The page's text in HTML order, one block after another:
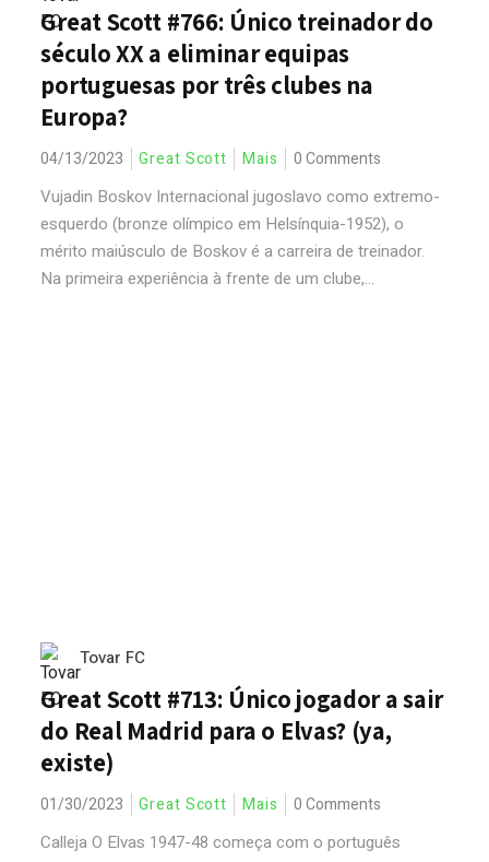
Great Scott #766: Único treinador do
século XX a eliminar equipas
portuguesas por três clubes na
Europa?
04/13/2023 Great Scott Mais 0 Comments
Vujadin Boskov Internacional jugoslavo como extremo-
esquerdo (bronze olímpico em Helsínquia-1952), o
mérito maiúsculo de Boskov é a carreira de treinador.
Na primeira experiência à frente de um clube,...
Tovar FC
Great Scott #713: Único jogador a sair
do Real Madrid para o Elvas? (ya,
existe)
01/30/2023 Great Scott Mais 0 Comments
Calleja O Elvas 1947-48 começa com o português